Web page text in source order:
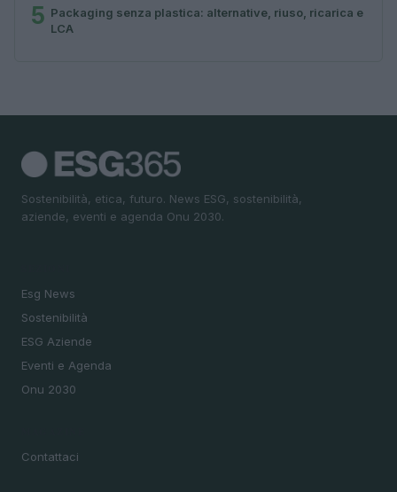
5 Packaging senza plastica: alternative, riuso, ricarica e
LCA
Sostenibilità, etica, futuro. News ESG, sostenibilità,
aziende, eventi e agenda Onu 2030.
Esg News
Sostenibilità
ESG Aziende
Eventi e Agenda
Onu 2030
Contattaci